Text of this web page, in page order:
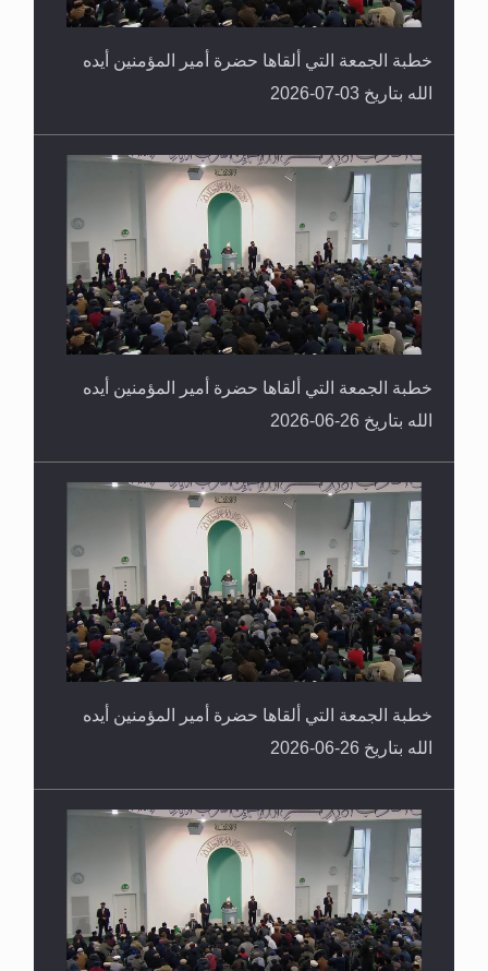
خطبة الجمعة التي ألقاها حضرة أمير المؤمنين أيده
الله بتاريخ 03-07-2026
خطبة الجمعة التي ألقاها حضرة أمير المؤمنين أيده
الله بتاريخ 26-06-2026
خطبة الجمعة التي ألقاها حضرة أمير المؤمنين أيده
الله بتاريخ 26-06-2026